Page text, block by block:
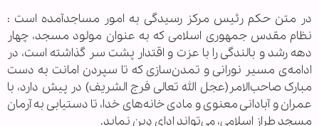
در متن حکم رئیس مرکز رسیدگی به امور مساجدآمده است :
نظام مقدس جمهوری اسلامی که به عنوان مولود مسجد، چهار
دهه رشد و بالندگی را با عزت و اقتدار پشت سر گذاشته است، در
ادامه‌ی مسیر نورانی و تمدن‌سازی که تا سپردن امانت به دست
مبارک صاحب‌الامر(عجل الله تعالی فرج الشریف) در پیش دارد، با
عمران و آبادانی معنوی و مادی خانه‌های خدا، تا دستیابی به آرمان
مسجد طراز اسلامی، می‌تواند ادای دِین نماید.